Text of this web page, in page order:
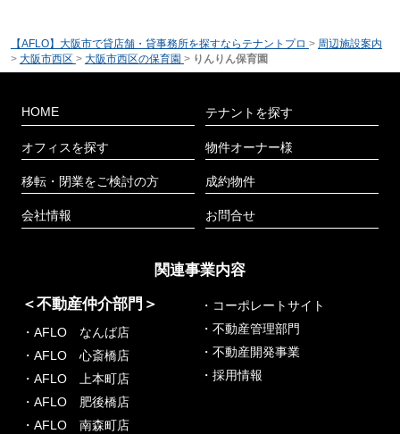
【AFLO】大阪市で貸店舗・貸事務所を探すならテナントプロ > 周辺施設案内
> 大阪市西区 > 大阪市西区の保育園 > りんりん保育園
HOME
オフィスを探す
移転・閉業をご検討の方
会社情報
テナントを探す
物件オーナー様
成約物件
お問合せ
関連事業内容
＜不動産仲介部門＞
・AFLO なんば店
・AFLO 心斎橋店
・AFLO 上本町店
・AFLO 肥後橋店
・AFLO 南森町店
・コーポレートサイト
・不動産管理部門
・不動産開発事業
・採用情報